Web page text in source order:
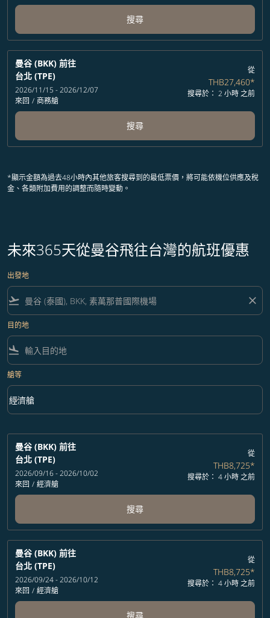
搜尋
曼谷 (BKK) 前往
台北 (TPE)
2026/11/15 - 2026/12/07
來回 / 商務艙
從
THB27,460*
搜尋於： 2 小時 之前
搜尋
*顯示金額為過去48小時內其他旅客搜尋到的最低票價，將可能依機位供應及稅
金、各類附加費用的調整而隨時變動。
未來365天從曼谷飛往台灣的航班優惠
出發地
flight_takeoff close
目的地
flight_land
艙等
艙等 option 經濟艙 Selected
經濟艙
keyboard_arrow_down
曼谷 (BKK) 前往
台北 (TPE)
2026/09/16 - 2026/10/02
來回 / 經濟艙
從
THB8,725*
搜尋於： 4 小時 之前
搜尋
曼谷 (BKK) 前往
台北 (TPE)
2026/09/24 - 2026/10/12
來回 / 經濟艙
從
THB8,725*
搜尋於： 4 小時 之前
搜尋